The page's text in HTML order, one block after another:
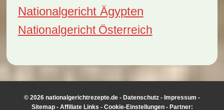
Nationalgericht Ägypten
Nationalgericht Österreich
© 2026 nationalgerichtrezepte.de - Datenschutz - Impressum -
Sitemap- Affiliate Links - Cookie-Einstellungen- Partner: